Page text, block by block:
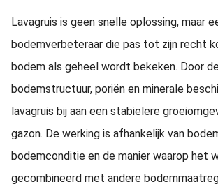
Lavagruis is geen snelle oplossing, maar
bodemverbeteraar die pas tot zijn recht
bodem als geheel wordt bekeken. Door
bodemstructuur, poriën en minerale
lavagruis bij aan een stabielere
gazon. De werking is afhankelijk van
bodemconditie en de manier waarop het
gecombineerd met andere